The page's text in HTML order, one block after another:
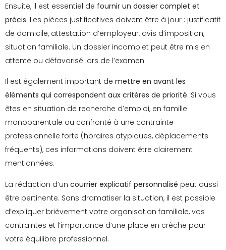
Ensuite, il est essentiel de fournir un dossier complet et
précis. Les pièces justificatives doivent être à jour : justificatif
de domicile, attestation d’employeur, avis d’imposition,
situation familiale. Un dossier incomplet peut être mis en
attente ou défavorisé lors de l’examen.
Il est également important de mettre en avant les
éléments qui correspondent aux critères de priorité. Si vous
êtes en situation de recherche d’emploi, en famille
monoparentale ou confronté à une contrainte
professionnelle forte (horaires atypiques, déplacements
fréquents), ces informations doivent être clairement
mentionnées.
La rédaction d’un courrier explicatif personnalisé peut aussi
être pertinente. Sans dramatiser la situation, il est possible
d’expliquer brièvement votre organisation familiale, vos
contraintes et l’importance d’une place en crèche pour
votre équilibre professionnel.